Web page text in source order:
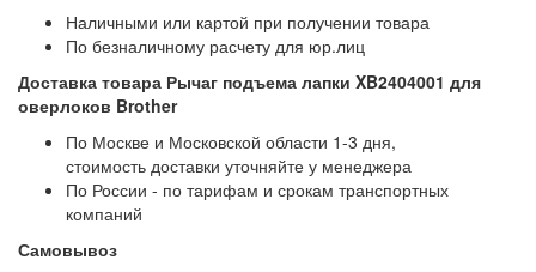
Наличными или картой при получении товара
По безналичному расчету для юр.лиц
Доставка товара Рычаг подъема лапки XB2404001 для
оверлоков Brother
По Москве и Московской области 1-3 дня,
стоимость доставки уточняйте у менеджера
По России - по тарифам и срокам транспортных
компаний
Самовывоз